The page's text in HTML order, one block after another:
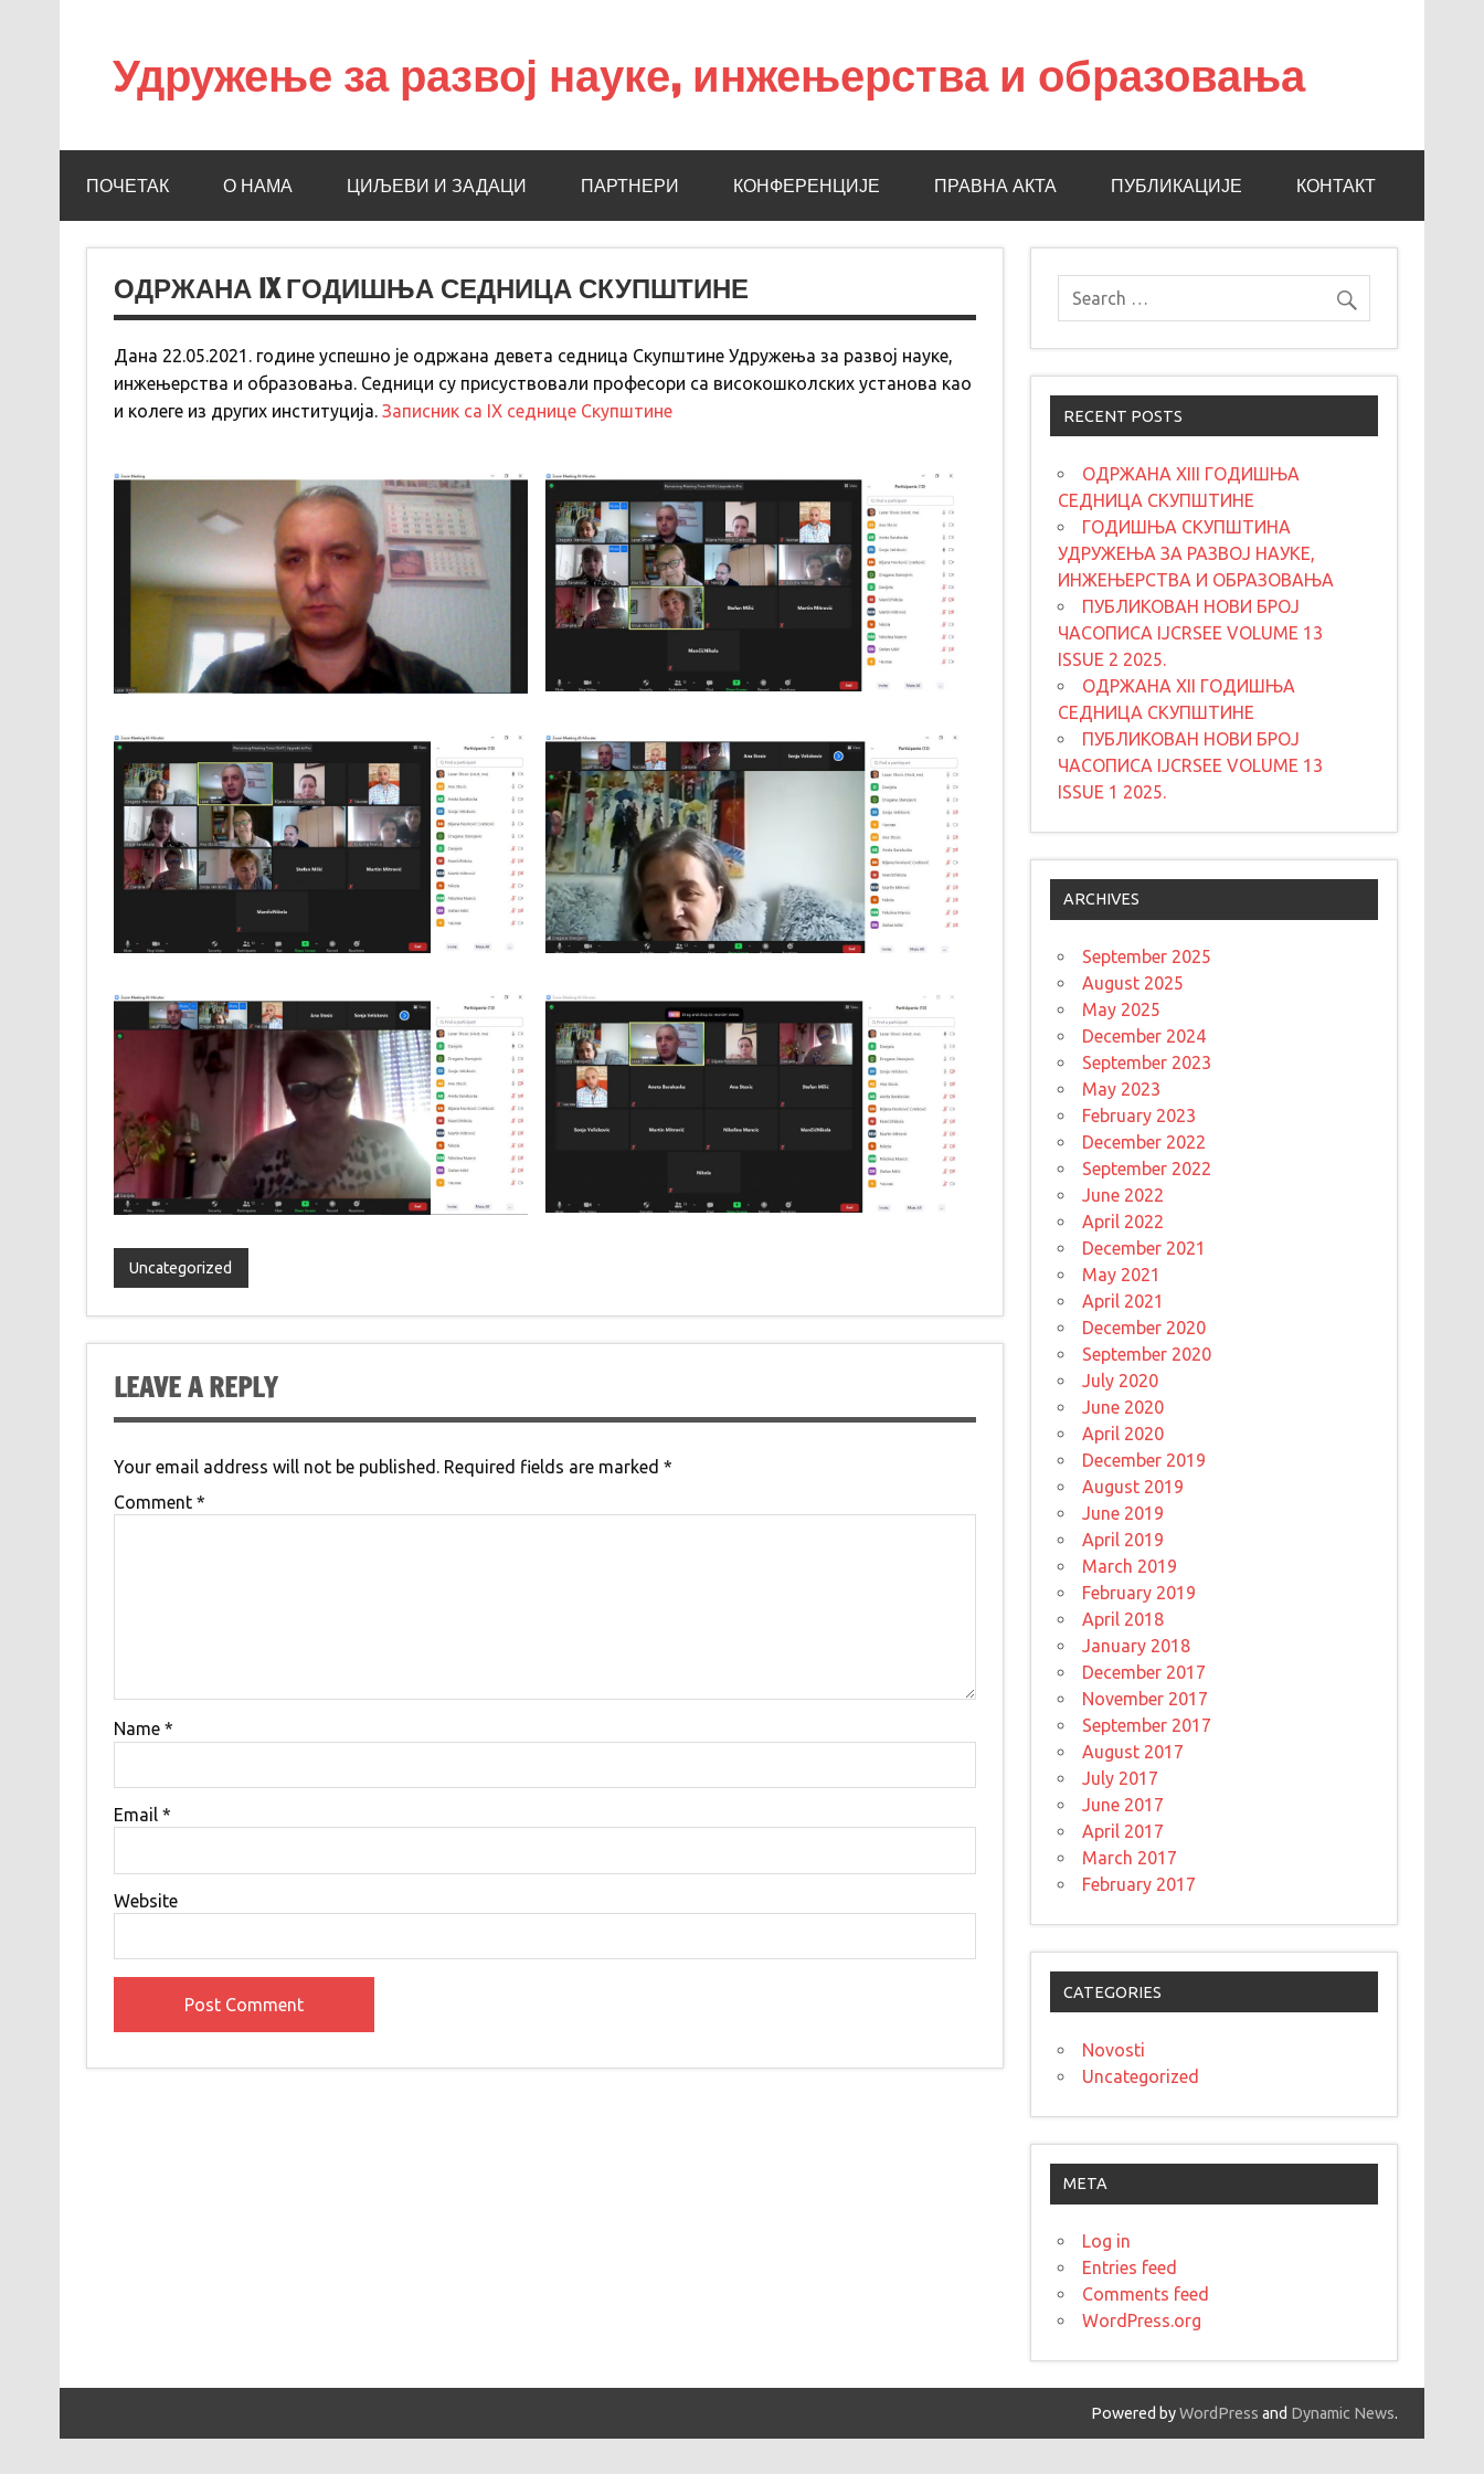
Удружење за развој науке, инжењерства и образовања
ПОЧЕТАК О НАМА ЦИЉЕВИ И ЗАДАЦИ ПАРТНЕРИ КОНФЕРЕНЦИЈЕ ПРАВНА АКТА ПУБЛИКАЦИЈЕ КОНТАКТ
ОДРЖАНА IX ГОДИШЊА СЕДНИЦА СКУПШТИНЕ
Дана 22.05.2021. године успешно је одржана девета седница Скупштине Удружења за развој науке,
инжењерства и образовања. Седници су присуствовали професори са високошколских установа као
и колеге из других институција. Записник са IX седнице Скупштине
Uncategorized
LEAVE A REPLY
Your email address will not be published. Required fields are marked *
Comment *
Name *
Email *
Website
RECENT POSTS
ОДРЖАНА XIII ГОДИШЊА
СЕДНИЦА СКУПШТИНЕ
ГОДИШЊА СКУПШТИНА
УДРУЖЕЊА ЗА РАЗВОЈ НАУКЕ,
ИНЖЕЊЕРСТВА И ОБРАЗОВАЊА
ПУБЛИКОВАН НОВИ БРОЈ
ЧАСОПИСА IJCRSEE VOLUME 13
ISSUE 2 2025.
ОДРЖАНА XII ГОДИШЊА
СЕДНИЦА СКУПШТИНЕ
ПУБЛИКОВАН НОВИ БРОЈ
ЧАСОПИСА IJCRSEE VOLUME 13
ISSUE 1 2025.
ARCHIVES
September 2025
August 2025
May 2025
December 2024
September 2023
May 2023
February 2023
December 2022
September 2022
June 2022
April 2022
December 2021
May 2021
April 2021
December 2020
September 2020
July 2020
June 2020
April 2020
December 2019
August 2019
June 2019
April 2019
March 2019
February 2019
April 2018
January 2018
December 2017
November 2017
September 2017
August 2017
July 2017
June 2017
April 2017
March 2017
February 2017
CATEGORIES
Novosti
Uncategorized
META
Log in
Entries feed
Comments feed
WordPress.org
Powered byWordPress and Dynamic News.